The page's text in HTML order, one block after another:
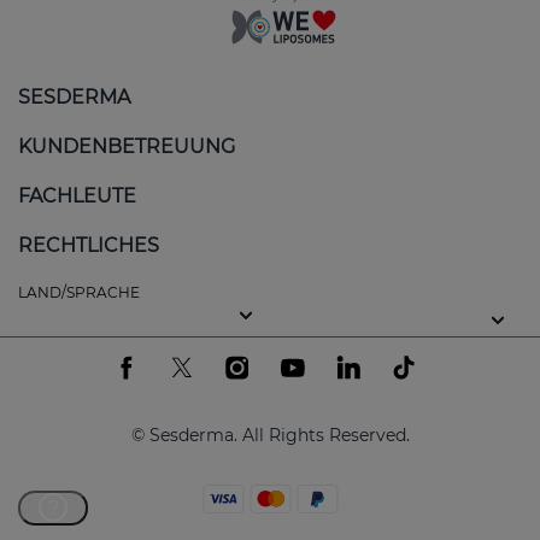
SESDERMA
KUNDENBETREUUNG
FACHLEUTE
RECHTLICHES
LAND/SPRACHE
© Sesderma. All Rights Reserved.